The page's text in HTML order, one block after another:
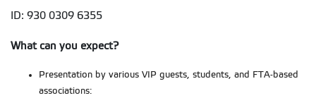
ID: 930 0309 6355
What can you expect?
Presentation by various VIP guests, students, and FTA-based
associations: